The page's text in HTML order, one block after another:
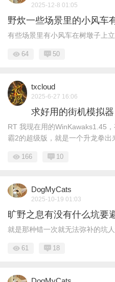
2025-12-8 01:05
野炊一些场景里的小风车
有些场景里有小风车在树墩子上
64 50
txcloud
2025-6-27 16:06
求好用的街机模拟器
RT 我现在用的WinKawaks1.45
霸2的超级版，就是一个升龙拳出
166 10
DogMyCats
2025-10-19 01:03
旷野之息有没有什么坑要
就是那种错一次就无法弥补的坑
61 18